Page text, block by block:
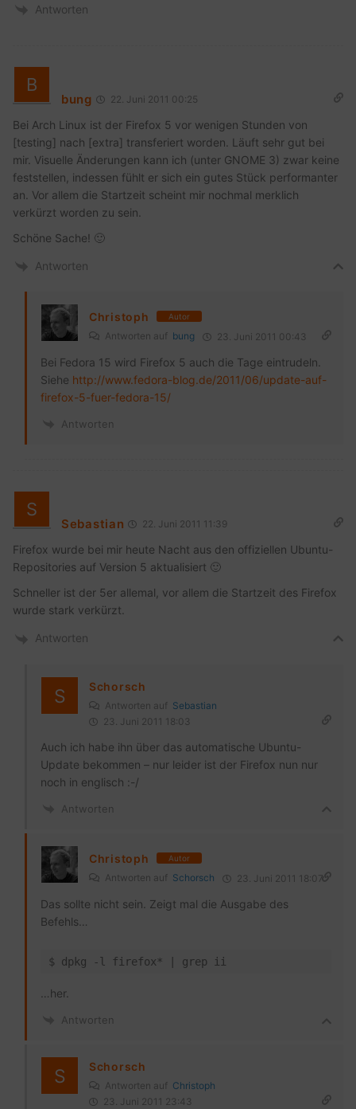
Antworten
bung 22. Juni 2011 00:25
Bei Arch Linux ist der Firefox 5 vor wenigen Stunden von
[testing] nach [extra] transferiert worden. Läuft sehr gut bei
mir. Visuelle Änderungen kann ich (unter GNOME 3) zwar keine
feststellen, indessen fühlt er sich ein gutes Stück performanter
an. Vor allem die Startzeit scheint mir nochmal merklich
verkürzt worden zu sein.
Schöne Sache! 🙂
Antworten
Christoph Autor
Antworten auf bung 23. Juni 2011 00:43
Bei Fedora 15 wird Firefox 5 auch die Tage eintrudeln.
Siehe http://www.fedora-blog.de/2011/06/update-auf-
firefox-5-fuer-fedora-15/
Antworten
Sebastian 22. Juni 2011 11:39
Firefox wurde bei mir heute Nacht aus den offiziellen Ubuntu-
Repositories auf Version 5 aktualisiert 🙂
Schneller ist der 5er allemal, vor allem die Startzeit des Firefox
wurde stark verkürzt.
Antworten
Schorsch
Antworten auf Sebastian
23. Juni 2011 18:03
Auch ich habe ihn über das automatische Ubuntu-
Update bekommen – nur leider ist der Firefox nun nur
noch in englisch :-/
Antworten
Christoph Autor
Antworten auf Schorsch 23. Juni 2011 18:07
Das sollte nicht sein. Zeigt mal die Ausgabe des
Befehls…
…her.
Antworten
Schorsch
Antworten auf Christoph
23. Juni 2011 23:43